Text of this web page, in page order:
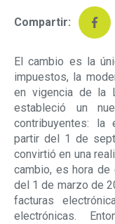
Compartir:
El cambio es la
impuestos, la
en vigencia de la
estableció un
contribuyentes: la
partir del 1 de
convirtió en una
cambio, es hora de
del 1 de marzo de
facturas
electrónicas.